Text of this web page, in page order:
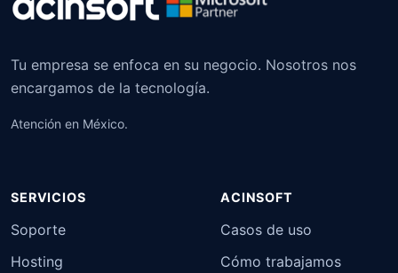
Tu empresa se enfoca en su negocio. Nosotros nos
encargamos de la tecnología.
Atención en México.
SERVICIOS
Soporte
Hosting
ACINSOFT
Casos de uso
Cómo trabajamos